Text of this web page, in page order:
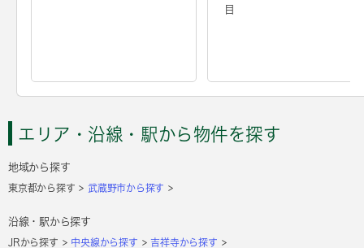
目
エリア・沿線・駅から物件を探す
地域から探す
東京都から探す 武蔵野市から探す
沿線・駅から探す
JRから探す 中央線から探す 吉祥寺から探す